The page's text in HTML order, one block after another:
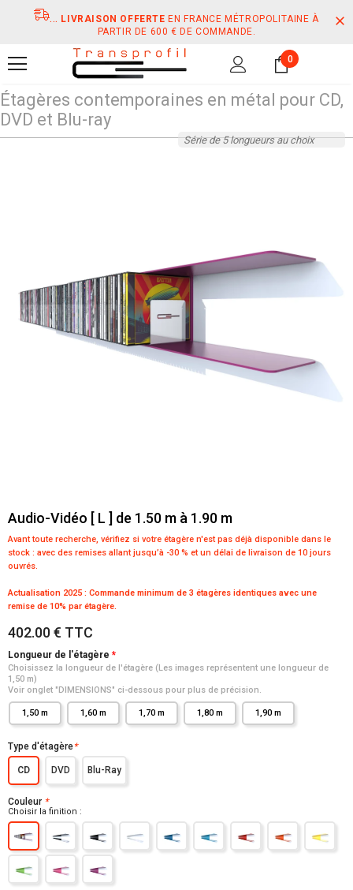
... LIVRAISON OFFERTE EN FRANCE MÉTROPOLITAINE À
PARTIR DE 600 € DE COMMANDE.
0
Étagères contemporaines en métal pour CD,
DVD et Blu-ray
Série de 5 longueurs au choix
Audio-Vidéo [ L ] de 1.50 m à 1.90 m
Avant toute recherche, vérifiez si votre étagère n'est pas déjà disponible dans le
stock : avec des remises allant jusqu’à -30 % et un délai de livraison de 10 jours
ouvrés.
Actualisation 2025 : Commande minimum de 3 étagères identiques avec une
remise de 10% par étagère.
402.00 € TTC
Longueur de l'étagère
Choisissez la longueur de l'étagère (Les images représentent une longueur de
1,50 m)
Voir onglet "DIMENSIONS" ci-dessous pour plus de précision.
1,50 m 1,60 m 1,70 m 1,80 m 1,90 m
Type d'étagère*
CD DVD Blu-Ray
Couleur *
Choisir la finition :